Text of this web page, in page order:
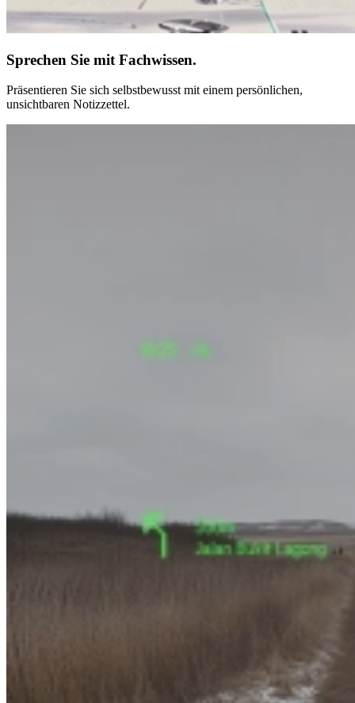
Sprechen Sie mit Fachwissen.
Präsentieren Sie sich selbstbewusst mit einem persönlichen,
unsichtbaren Notizzettel.